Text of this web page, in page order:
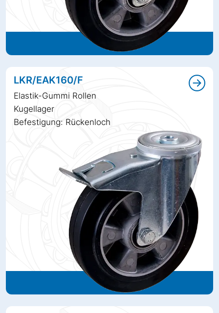
LKR/EAK160/F
Elastik-Gummi Rollen
Kugellager
Befestigung: Rückenloch